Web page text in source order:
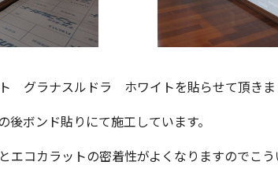
グラナスルドラ ホワイトを貼らせて頂きま
ボンド貼りにて施工しています。
エコカラットの密着性がよくなりますのでこ